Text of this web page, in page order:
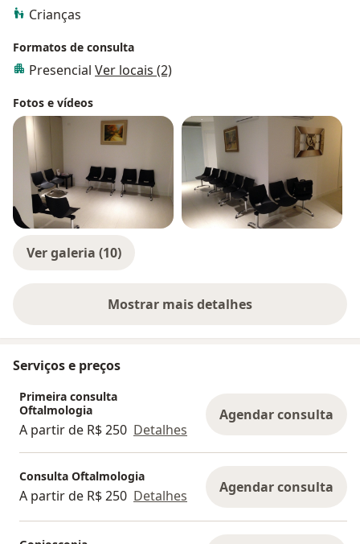
Crianças
Formatos de consulta
Presencial Ver locais (2)
Fotos e vídeos
Ver galeria (10)
Mostrar mais detalhes
sobre a experiência
Serviços e preços
Primeira consulta
Oftalmologia
A partir de R$ 250 Detalhes
Agendar consulta
Consulta Oftalmologia
A partir de R$ 250 Detalhes Agendar consulta